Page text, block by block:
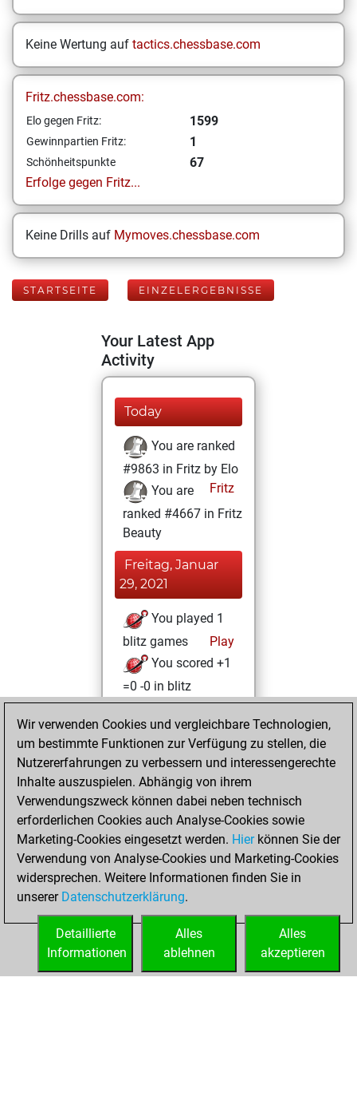
Keine Wertung auf tactics.chessbase.com
Fritz.chessbase.com:
Elo gegen Fritz: 1599
Gewinnpartien Fritz: 1
Schönheitspunkte
67
Erfolge gegen Fritz...
Keine Drills auf Mymoves.chessbase.com
STARTSEITE EINZELERGEBNISSE
Your Latest App
Activity
Today
You are ranked
#9863 in Fritz by Elo
Fritz
You are
ranked #4667 in Fritz
Beauty
Freitag, Januar
29, 2021
You played 1
blitz games
Play
You scored +1
=0 -0 in blitz
Sonntag, Januar
24, 2021
You won
against Fritz
Fritz
You achieved a
BeautyScore of 67
You achieved a
new Elo of 1599
You created
your Fritz account
Wir verwenden Cookies und vergleichbare Technologien,
um bestimmte Funktionen zur Verfügung zu stellen, die
Nutzererfahrungen zu verbessern und interessengerechte
Inhalte auszuspielen. Abhängig von ihrem
Verwendungszweck können dabei neben technisch
erforderlichen Cookies auch Analyse-Cookies sowie
Marketing-Cookies eingesetzt werden. Hierkönnen Sie der
Verwendung von Analyse-Cookies und Marketing-Cookies
widersprechen. Weitere Informationen finden Sie in
unserer Datenschutzerklärung.
Alles
akzeptieren
Alles
ablehnen
Detaillierte
Informationen